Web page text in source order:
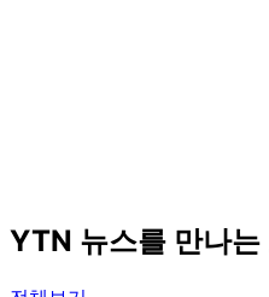
YTN 뉴스를 만나는